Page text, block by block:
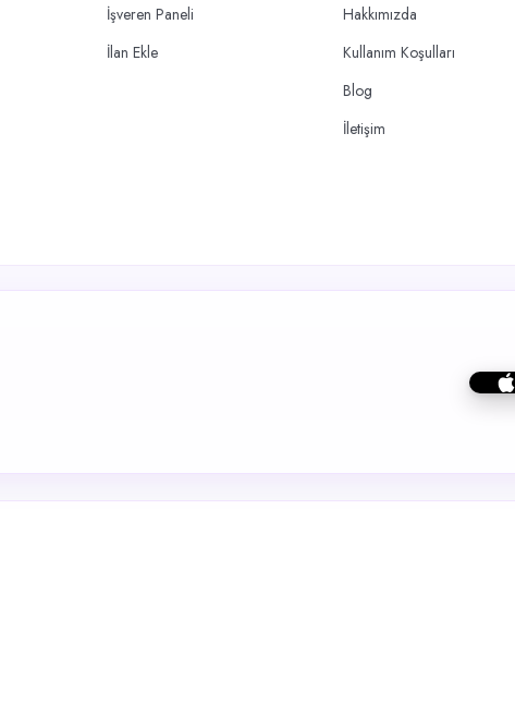
İşveren Paneli
İlan Ekle
Hakkımızda
Kullanım Koşulları
Blog
İletişim